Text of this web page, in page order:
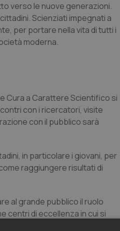
verso le nuove generazioni.
Scienziati impegnati a
per portare nella vita di tutti i
moderna.
Cura a Carattere Scientifico si
con i ricercatori, visite
con il pubblico sarà
in particolare i giovani, per
raggiungere risultati di
al grande pubblico il ruolo
centri di eccellenza in cui si
e cura.